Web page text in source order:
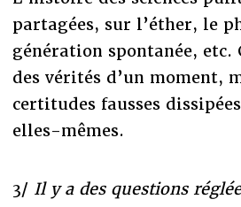
partagées, sur l’éther, le
génération spontanée, etc.
des vérités d’un moment,
certitudes fausses
elles-mêmes.
3/ Il y a des questions